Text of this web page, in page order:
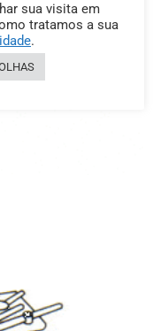
sua visita em
tratamos a sua
.